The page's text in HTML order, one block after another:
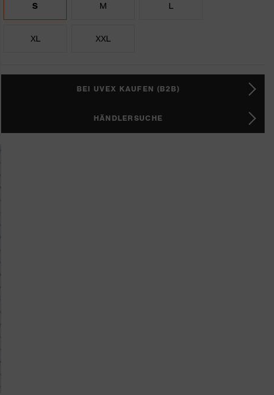
S M L
XL XXL
BEI UVEX KAUFEN (B2B)
HÄNDLERSUCHE